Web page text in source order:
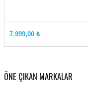
7.999,00 ₺
ÖNE ÇIKAN MARKALAR